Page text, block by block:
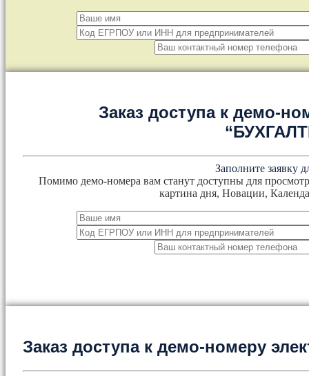
Заказ доступа к демо-
Заполните заявку
Помимо демо-номера вам станут доступны для
картина дня, Новации,
Заказ доступа к демо-номеру